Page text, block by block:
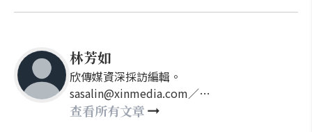
林芳如
欣傳媒資深採訪編輯。
sasalin@xinmedia.com／
happy21917@gmail.com
查看所有文章